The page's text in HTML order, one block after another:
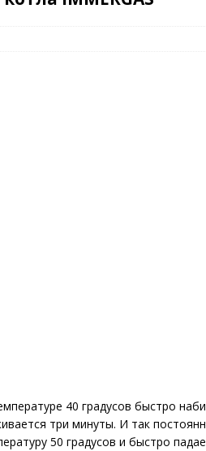
40 градусов быстро
три минуты. И так
50 градусов и быстро